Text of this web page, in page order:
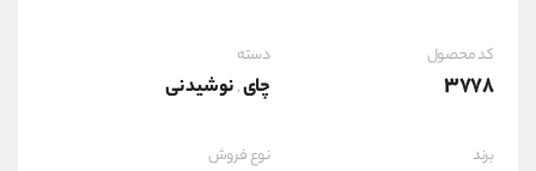
کد محصول
3778
دسته
چای,نوشیدنی
برند نوع فروش